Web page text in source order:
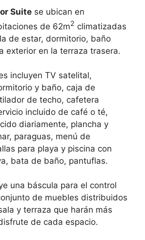
Suite se ubican en
de 62m2 climatizadas
de estar, dormitorio, baño
exterior en la terraza trasera.
incluyen TV satelital,
y baño, caja de
de techo, cafetera
incluido de café o té,
diariamente, plancha y
paraguas, menú de
para playa y piscina con
bata de baño, pantuflas.
una báscula para el control
de muebles distribuidos
y terraza que harán más
de cada espacio.